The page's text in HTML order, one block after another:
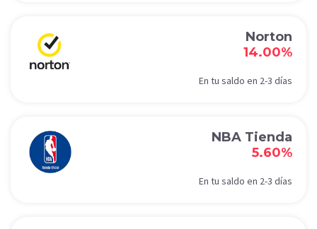
Norton
14.00%
En tu saldo en 2-3 días
NBA Tienda
5.60%
En tu saldo en 2-3 días